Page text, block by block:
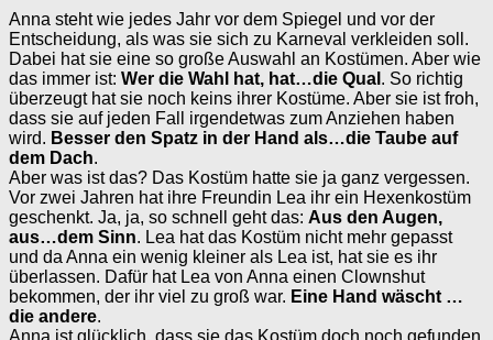
Anna steht wie jedes Jahr vor dem Spiegel und vor der
Entscheidung, als was sie sich zu Karneval verkleiden soll.
Dabei hat sie eine so große Auswahl an Kostümen. Aber wie
das immer ist: Wer die Wahl hat, hat…die Qual . So richtig
überzeugt hat sie noch keins ihrer Kostüme. Aber sie ist froh,
dass sie auf jeden Fall irgendetwas zum Anziehen haben
wird. Besser den Spatz in der Hand als…die Taube auf
dem Dach.
Aber was ist das? Das Kostüm hatte sie ja ganz vergessen.
Vor zwei Jahren hat ihre Freundin Lea ihr ein Hexenkostüm
geschenkt. Ja, ja, so schnell geht das: Aus den Augen,
aus…dem Sinn. Lea hat das Kostüm nicht mehr gepasst
und da Anna ein wenig kleiner als Lea ist, hat sie es ihr
überlassen. Dafür hat Lea von Anna einen Clownshut
bekommen, der ihr viel zu groß war. Eine Hand wäscht …
die andere.
Anna ist glücklich, dass sie das Kostüm doch noch gefunden